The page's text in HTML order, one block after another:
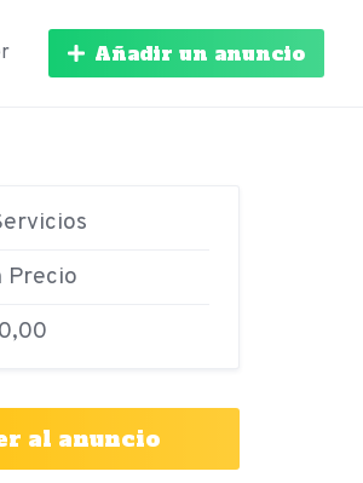
Añadir un anuncio
Precio
0,00
al anuncio